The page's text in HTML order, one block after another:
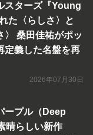
スターズ『Young
た〈らしさ〉と
〉 桑田佳祐がポッ
定義した名盤を再
2026年07月30日
ープル（Deep
晴らしい新作